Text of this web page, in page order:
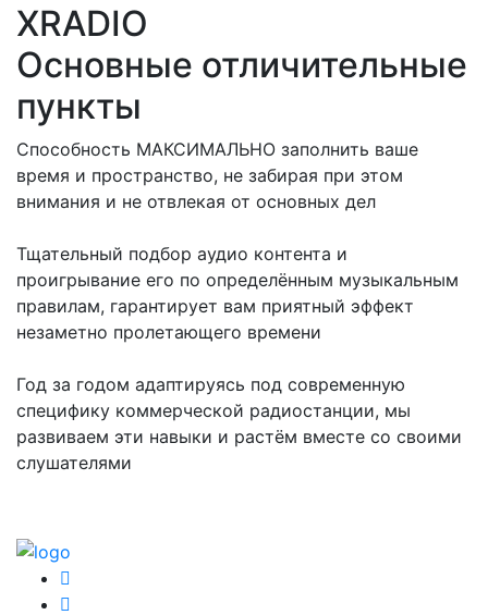
XRADIO
Основные отличительные
пункты
Способность МАКСИМАЛЬНО заполнить ваше
время и пространство, не забирая при этом
внимания и не отвлекая от основных дел
Тщательный подбор аудио контента и
проигрывание его по определённым музыкальным
правилам, гарантирует вам приятный эффект
незаметно пролетающего времени
Год за годом адаптируясь под современную
специфику коммерческой радиостанции, мы
развиваем эти навыки и растём вместе со своими
слушателями